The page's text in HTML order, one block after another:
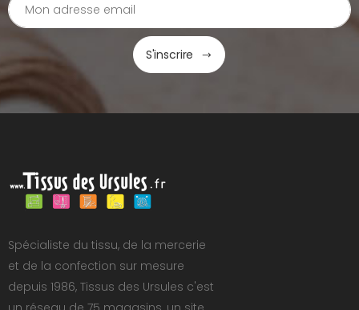
S'inscrire
Spécialiste du tissu, de la mercerie
et de la confection sur mesure
depuis 1986, Tissus des Ursules c'est